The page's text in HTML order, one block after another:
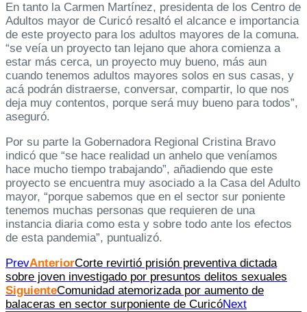
En tanto la Carmen Martínez, presidenta de los Centro de
Adultos mayor de Curicó resaltó el alcance e importancia
de este proyecto para los adultos mayores de la comuna.
“se veía un proyecto tan lejano que ahora comienza a
estar más cerca, un proyecto muy bueno, más aun
cuando tenemos adultos mayores solos en sus casas, y
acá podrán distraerse, conversar, compartir, lo que nos
deja muy contentos, porque será muy bueno para todos”,
aseguró.
Por su parte la Gobernadora Regional Cristina Bravo
indicó que “se hace realidad un anhelo que veníamos
hace mucho tiempo trabajando”, añadiendo que este
proyecto se encuentra muy asociado a la Casa del Adulto
mayor, “porque sabemos que en el sector sur poniente
tenemos muchas personas que requieren de una
instancia diaria como esta y sobre todo ante los efectos
de esta pandemia”, puntualizó.
PrevAnteriorCorte revirtió prisión preventiva dictada
sobre joven investigado por presuntos delitos sexuales
SiguienteComunidad atemorizada por aumento de
balaceras en sector surponiente de CuricóNext